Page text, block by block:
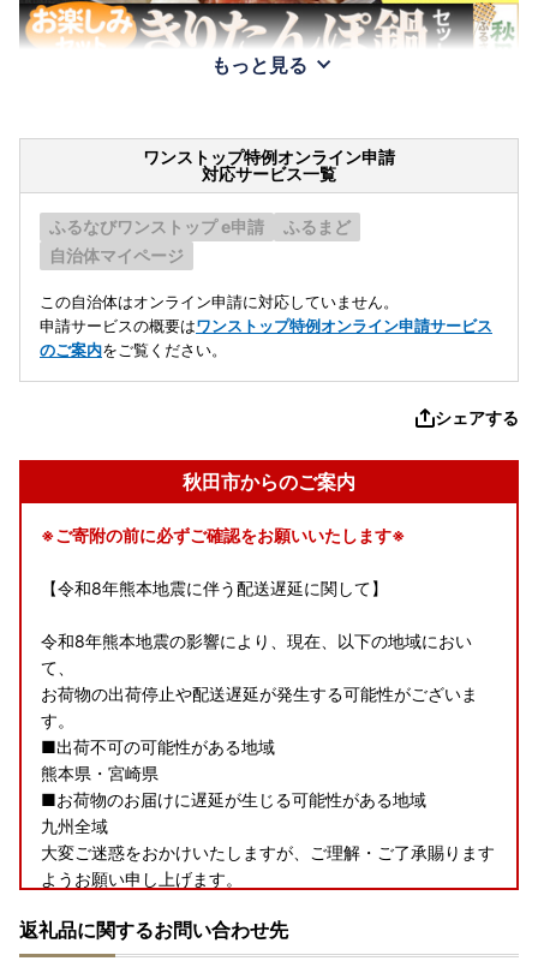
もっと見る
ワンストップ特例オンライン申請
対応サービス一覧
ふるなびワンストップ e申請
ふるまど
自治体マイページ
この自治体はオンライン申請に対応していません。
申請サービスの概要はワンストップ特例オンライン申請サービス
のご案内をご覧ください。
シェアする
秋田市からのご案内
※ご寄附の前に必ずご確認をお願いいたします※
【令和8年熊本地震に伴う配送遅延に関して】
令和8年熊本地震の影響により、現在、以下の地域におい
て、
お荷物の出荷停止や配送遅延が発生する可能性がございま
す。
■出荷不可の可能性がある地域
熊本県・宮崎県
■お荷物のお届けに遅延が生じる可能性がある地域
九州全域
大変ご迷惑をおかけいたしますが、ご理解・ご了承賜ります
ようお願い申し上げます。
【夏季休業期間中の受付・発送スケジュールのお知らせ】
返礼品に関するお問い合わせ先